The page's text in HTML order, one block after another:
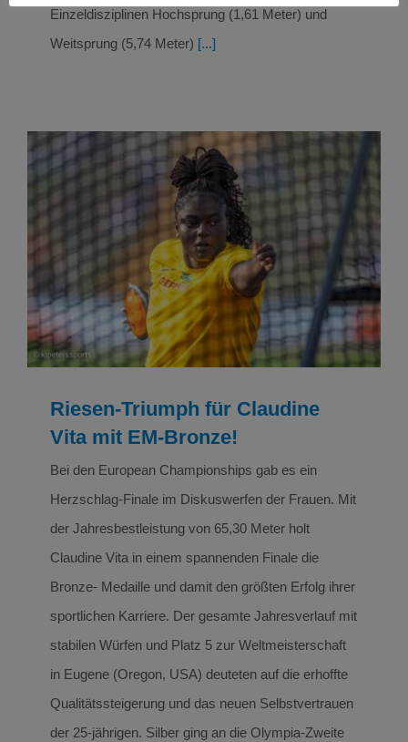
Einzeldisziplinen Hochsprung (1,61 Meter) und
Weitsprung (5,74 Meter) [...]
Riesen-Triumph für Claudine Vita mit EM-
Bronze!
Leichtathletik Leichtathletik Ergebnisse
Riesen-Triumph für Claudine
Vita mit EM-Bronze!
Bei den European Championships gab es ein
Herzschlag-Finale im Diskuswerfen der Frauen. Mit
der Jahresbestleistung von 65,30 Meter holt
Claudine Vita in einem spannenden Finale die
Bronze- Medaille und damit den größten Erfolg ihrer
sportlichen Karriere. Der gesamte Jahresverlauf mit
stabilen Würfen und Platz 5 zur Weltmeisterschaft
in Eugene (Oregon, USA) deuteten auf die erhoffte
Qualitätssteigerung und das neuen Selbstvertrauen
der 25-jährigen. Silber ging an die Olympia-Zweite